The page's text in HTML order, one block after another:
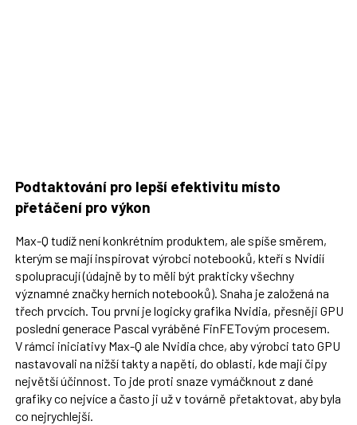
Podtaktování pro lepší efektivitu místo
přetáčení pro výkon
Max-Q tudíž není konkrétním produktem, ale spíše směrem,
kterým se mají inspirovat výrobci notebooků, kteří s Nvidií
spolupracují (údajně by to měli být prakticky všechny
významné značky herních notebooků). Snaha je založená na
třech prvcích. Tou první je logicky grafika Nvidia, přesněji GPU
poslední generace Pascal vyráběné FinFETovým procesem.
V rámci iniciativy Max-Q ale Nvidia chce, aby výrobci tato GPU
nastavovali na nižší takty a napětí, do oblasti, kde mají čipy
největší účinnost. To jde proti snaze vymáčknout z dané
grafiky co nejvíce a často ji už v továrně přetaktovat, aby byla
co nejrychlejší.